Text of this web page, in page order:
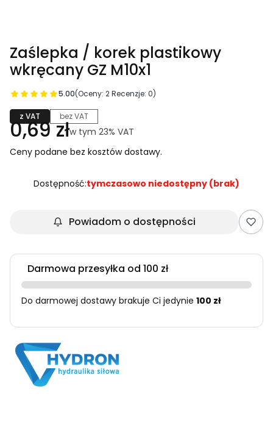
Zaślepka / korek plastikowy
wkręcany GZ M10x1
5.00(Oceny: 2 Recenzje: 0)
z VAT bez VAT
Cena
0,69 złw tym 23% VAT
w tym 23% VAT
Ceny podane bez kosztów dostawy.
Dostępność:tymczasowo niedostępny (brak)
Powiadom o dostępności
Darmowa przesyłka od 100 zł
Do darmowej dostawy brakuje Ci jedynie 100 zł